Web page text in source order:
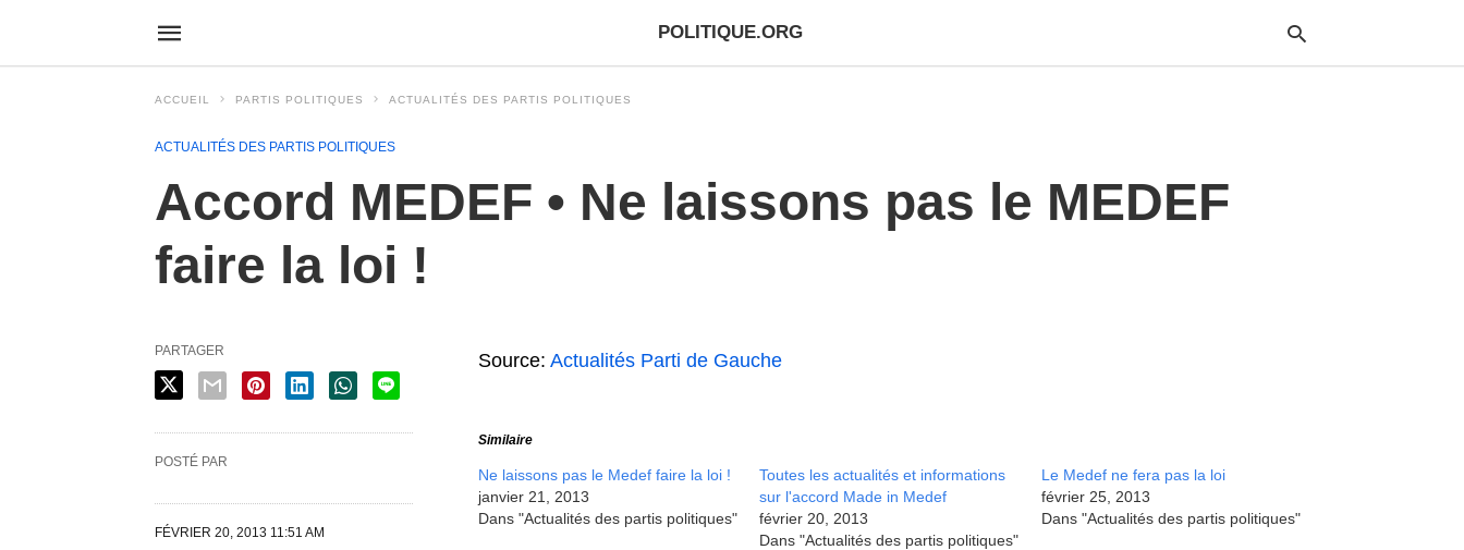
POLITIQUE.ORG
ACCUEIL PARTIS POLITIQUES ACTUALITÉS DES PARTIS POLITIQUES
ACTUALITÉS DES PARTIS POLITIQUES
Accord MEDEF • Ne laissons pas le MEDEF
faire la loi !
Source: Actualités Parti de Gauche
Similaire
Ne laissons pas le Medef faire la loi !
janvier 21, 2013
Dans "Actualités des partis politiques"
Toutes les actualités et informations
sur l'accord Made in Medef
février 20, 2013
Dans "Actualités des partis politiques"
Le Medef ne fera pas la loi
février 25, 2013
Dans "Actualités des partis politiques"
PARTAGER
POSTÉ PAR
FÉVRIER 20, 2013 11:51 AM